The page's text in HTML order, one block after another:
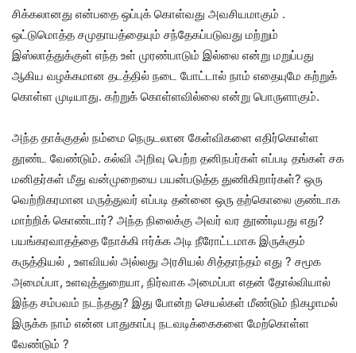
சிக்கலானது என்பதை ஒப்புக் கொள்வது அவசியமாகும் .
ஒட்டுமொத்த சமுதாயத்தையும் சந்தேகப்படுவது மற்றும்
இஸ்லாத்துக்குள் எந்த உள் முரண்பாடும் இல்லை என்று மறுப்பது
ஆகிய வழக்கமான தடத்தில் நடை போட்டால் நாம் எதையுமே கற்றுக்
கொள்ள முடியாது. கற்றுக் கொள்ளவில்லை என்று பொருளாகும்.
அந்த தாக்குதல் நம்மை நெருடலான கேள்விகளை எதிர்கொள்ள
தூண்ட வேண்டும். கல்வி அறிவு பெற்ற தனிநபர்கள் எப்படி தங்கள் சக
மனிதர்கள் மீது வன்முறையை பயன்படுத்த துணிகிறார்கள்? ஒரு
வெற்றிகரமான மருத்துவர் எப்படி தன்னை ஒரு தற்கொலை குண்டாக
மாற்றிக் கொண்டார்? அந்த நிலைக்கு அவர் வர தூண்டியது எது?
பயங்கரவாதத்தை நோக்கி ஈர்க்க அடி நீரோட்டமாக இருக்கும்
கருத்தியல் , உளவியல் அல்லது அரசியல் சித்தாந்தம் எது ? சமூக
அமைப்பா, உளவுத்துறையா, நிர்வாக அமைப்பா எதன் தோல்வியால்
இந்த சம்பவம் நடந்தது? இது போன்ற செயல்கள் மீண்டும் நிகழாமல்
இருக்க நாம் என்ன பாதுகாப்பு நடவடிக்கைகளை மேற்கொள்ள
வேண்டும் ?